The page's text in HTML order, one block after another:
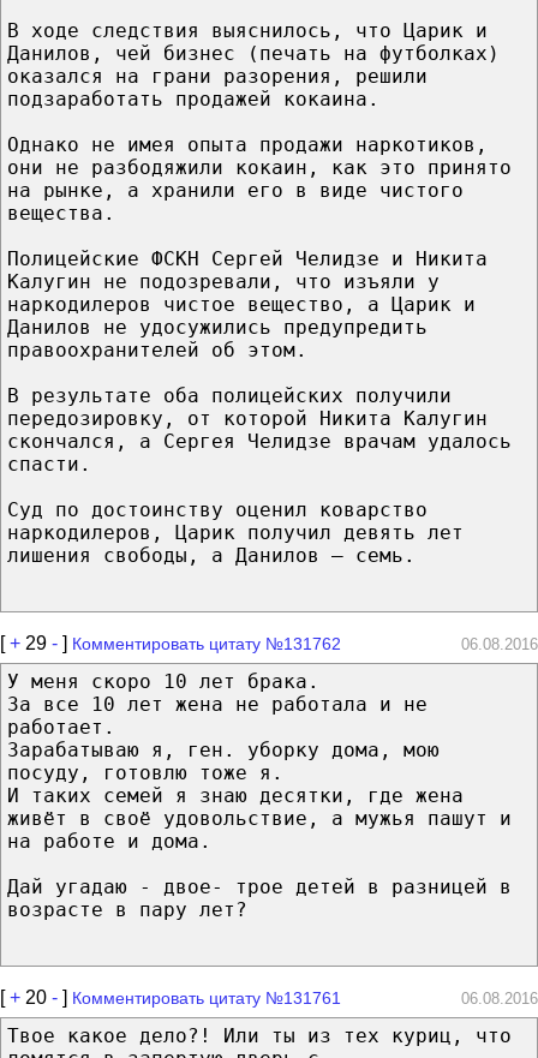
В ходе следствия выяснилось, что Царик и
Данилов, чей бизнес (печать на футболках)
оказался на грани разорения, решили
подзаработать продажей кокаина.
Однако не имея опыта продажи наркотиков,
они не разбодяжили кокаин, как это принято
на рынке, а хранили его в виде чистого
вещества.
Полицейские ФСКН Сергей Челидзе и Никита
Калугин не подозревали, что изъяли у
наркодилеров чистое вещество, а Царик и
Данилов не удосужились предупредить
правоохранителей об этом.
В результате оба полицейских получили
передозировку, от которой Никита Калугин
скончался, а Сергея Челидзе врачам удалось
спасти.
Суд по достоинству оценил коварство
наркодилеров, Царик получил девять лет
лишения свободы, а Данилов – семь.
[+ 29 - ] Комментировать цитату №131762 06.08.2016
У меня скоро 10 лет брака.
За все 10 лет жена не работала и не
работает.
Зарабатываю я, ген. уборку дома, мою
посуду, готовлю тоже я.
И таких семей я знаю десятки, где жена
живёт в своё удовольствие, а мужья пашут и
на работе и дома.
Дай угадаю - двое- трое детей в разницей в
возрасте в пару лет?
[+ 20 - ] Комментировать цитату №131761 06.08.2016
Твое какое дело?! Или ты из тех куриц, что